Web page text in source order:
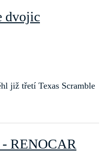
dvojic
již třetí Texas Scramble
RENOCAR